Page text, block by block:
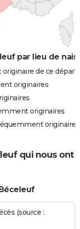
par lieu de
originaire de ce
originaires
originaires
originaires
qui nous ont
(source :